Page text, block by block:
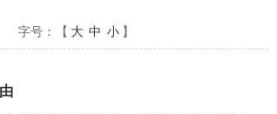
字号：【 大 中 小 】